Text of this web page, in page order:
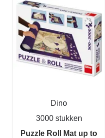
Dino
3000 stukken
Puzzle Roll Mat up to